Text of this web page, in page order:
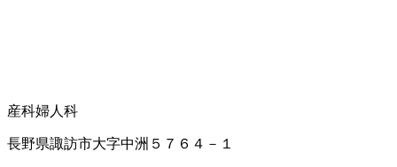
産科婦人科
長野県諏訪市大字中洲５７６４－１